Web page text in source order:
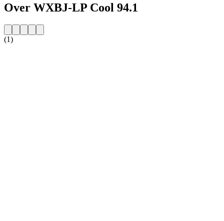
Over WXBJ-LP Cool 94.1
(1)